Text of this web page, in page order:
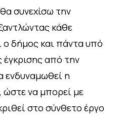
συνεχίσω την
κάθε
ο δήμος και πάντα υπό
από την
ενδυναμωθεί η
ώστε να μπορεί με
στο σύνθετο έργο